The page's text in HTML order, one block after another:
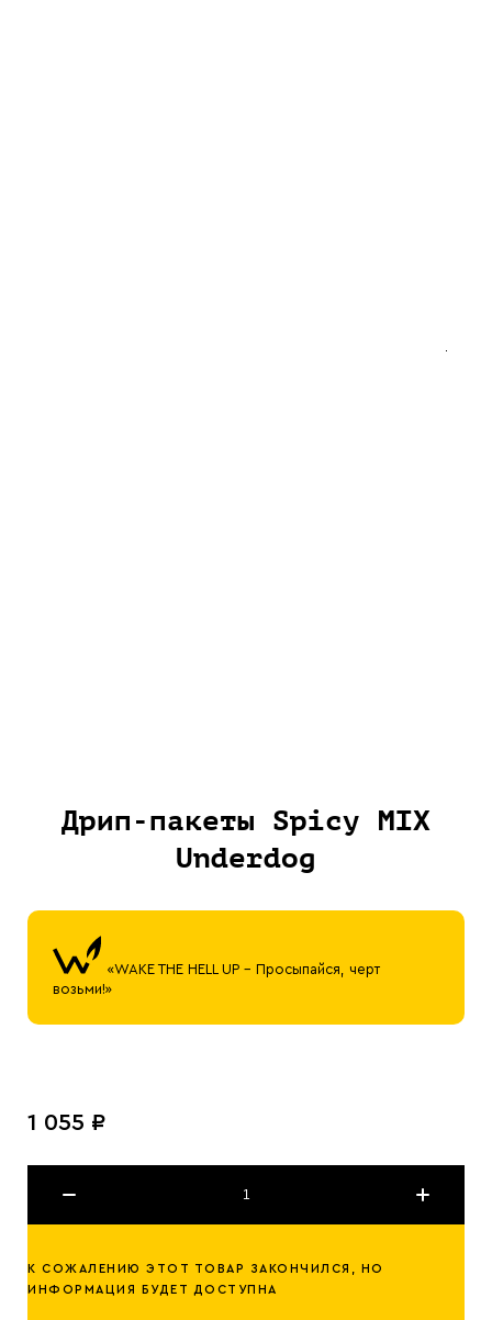
Дрип-пакеты Spicy MIX
Underdog
«WAKE THE HELL UP – Просыпайся, черт
возьми!»
1 055 ₽
К СОЖАЛЕНИЮ ЭТОТ ТОВАР ЗАКОНЧИЛСЯ, НО
ИНФОРМАЦИЯ БУДЕТ ДОСТУПНА